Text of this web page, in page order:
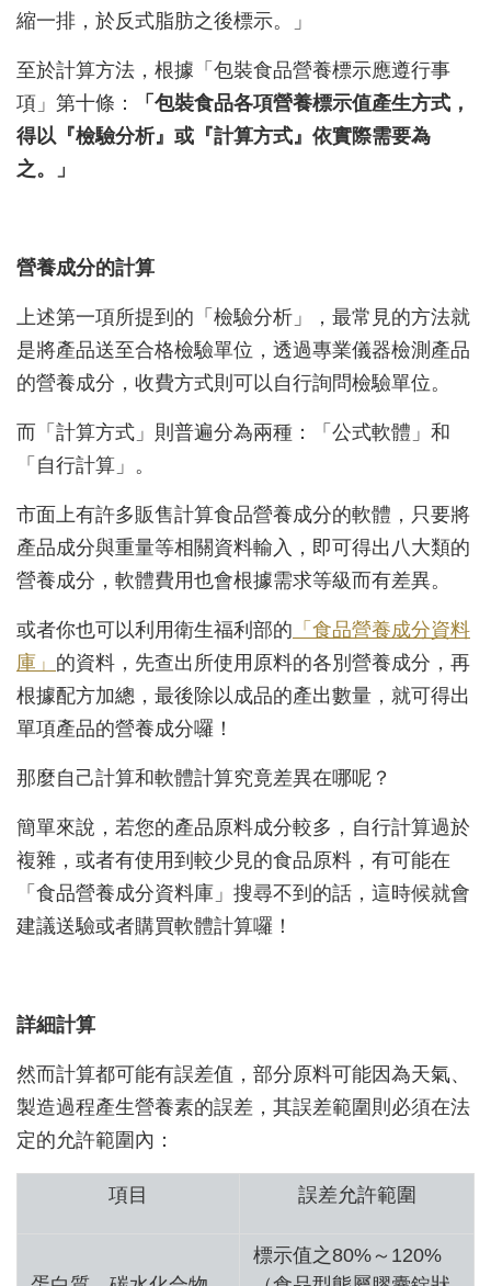
縮一排，於反式脂肪之後標示。」
至於計算方法，根據「包裝食品營養標示應遵行事
項」第十條：
「包裝食品各項營養標示值產生方式，
得以『檢驗分析』或『計算方式』依實際需要為
之。」
營養成分的計算
上述第一項所提到的「檢驗分析」，最常見的方法就
是將產品送至合格檢驗單位，透過專業儀器檢測產品
的營養成分，收費方式則可以自行詢問檢驗單位。
而「計算方式」則普遍分為兩種：「公式軟體」和
「自行計算」。
市面上有許多販售計算食品營養成分的軟體，只要將
產品成分與重量等相關資料輸入，即可得出八大類的
營養成分，軟體費用也會根據需求等級而有差異。
或者你也可以利用衛生福利部的 「食品營養成分資料
庫」 的資料，先查出所使用原料的各別營養成分，再
根據配方加總，最後除以成品的產出數量，就可得出
單項產品的營養成分囉！
那麼自己計算和軟體計算究竟差異在哪呢？
簡單來說，若您的產品原料成分較多，自行計算過於
複雜，或者有使用到較少見的食品原料，有可能在
「食品營養成分資料庫」搜尋不到的話，這時候就會
建議送驗或者購買軟體計算囉！
詳細計算
然而計算都可能有誤差值，部分原料可能因為天氣、
製造過程產生營養素的誤差，其誤差範圍則必須在法
定的允許範圍內：
項目 誤差允許範圍
標示值之80%～120%